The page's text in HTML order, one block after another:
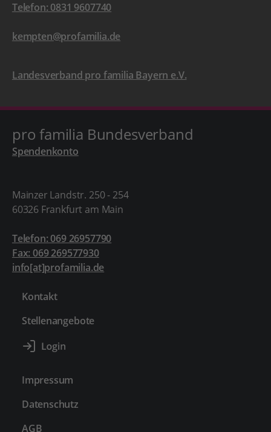
Telefon: 0831 9607740
kempten@profamilia.de
Landesverband pro familia Bayern e.V.
pro familia Bundesverband
Spendenkonto
Mainzer Landstr. 250 - 254
60326 Frankfurt am Main
Telefon: 069 26957790
Fax: 069 269577930
info[at]profamilia.de
Kontakt
Stellenangebote
Impressum
Datenschutz
AGB